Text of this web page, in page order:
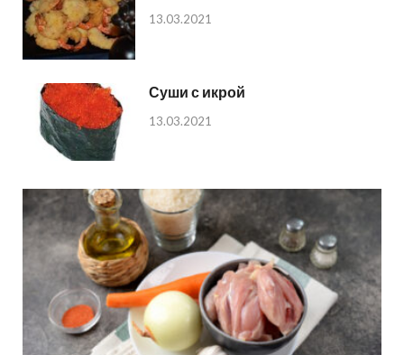
13.03.2021
Суши с икрой
13.03.2021